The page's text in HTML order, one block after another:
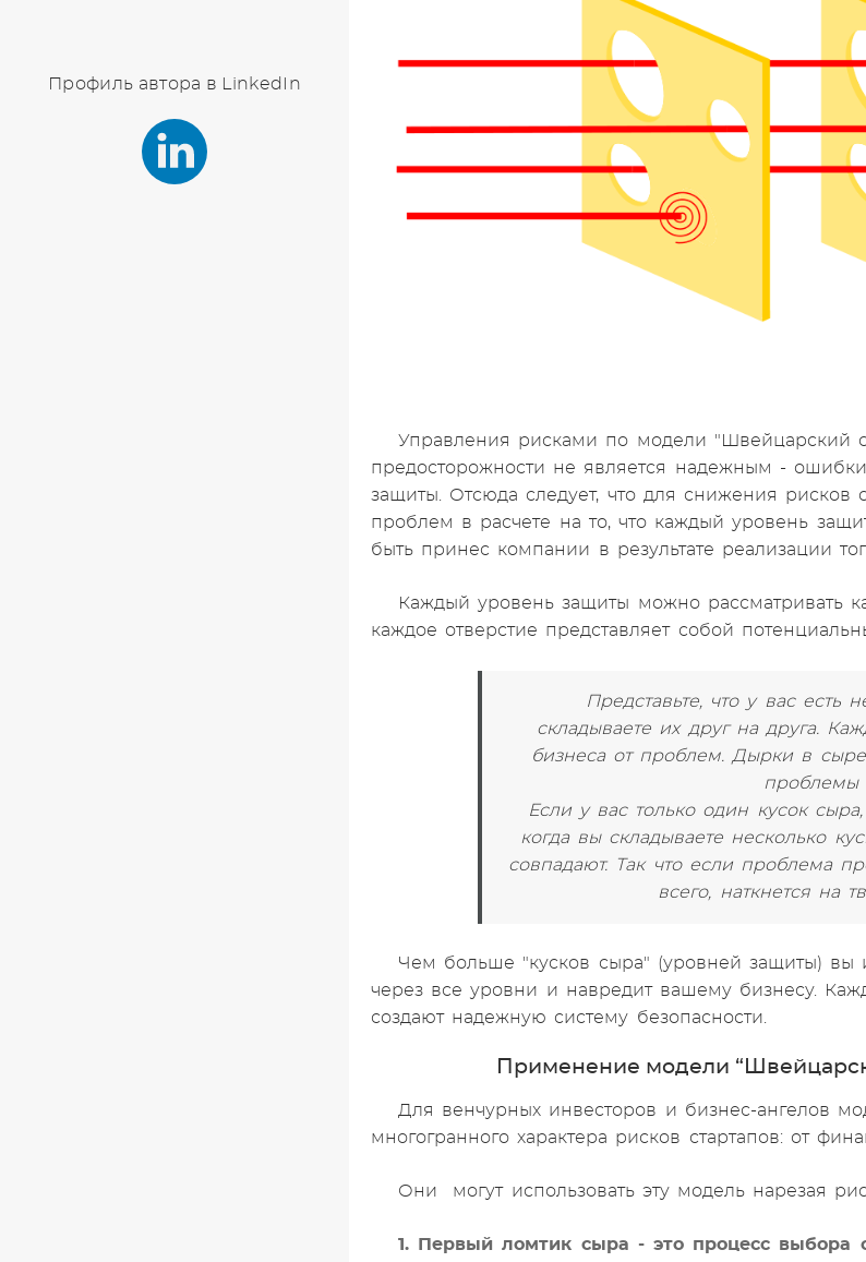
Профиль автора в LinkedIn
Управления рисками по модели "Швейцарский
предосторожности не является надежным -
защиты. Отсюда следует, что для снижения рисков
проблем в расчете на то, что каждый уровень
быть принес компании в результате реализации
Каждый уровень защиты можно рассматривать
каждое отверстие представляет собой
Представьте, что у вас есть
складываете их друг на друга.
бизнеса от проблем. Дырки в
проблемы
Если у вас только один кусок
когда вы складываете несколько
совпадают. Так что если проблема
всего, наткнется на
Чем больше "кусков сыра" (уровней защиты) вы
через все уровни и навредит вашему бизнесу.
создают надежную систему безопасности.
Применение модели
Для венчурных инвесторов и бизнес-ангелов
многогранного характера рисков стартапов: от
Они могут использовать эту модель нарезая
1. Первый ломтик сыра - это процесс выбора